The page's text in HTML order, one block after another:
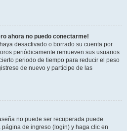
ahora no puedo conectarme!
desactivado o borrado su cuenta por
periódicamente remueven sus usuarios
periodo de tiempo para reducir el peso
de nuevo y participe de las
no puede ser recuperada puede
de ingreso (login) y haga clic en